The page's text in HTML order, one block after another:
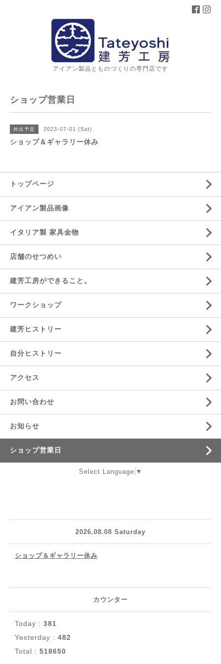
アイアン製品とものづくりの専門店です
ショップ営業日
外出予定 2023-07-01 (Sat)
ショップ＆ギャラリー休み
トップページ
アイアン製品画像
イタリア製 家具金物
店舗のせつめい
建芳工房ができること。
ワークショップ
建芳ヒストリー
自分ヒストリー
アクセス
お問い合わせ
お知らせ
ショップ営業日
Select Language ▼
2026.08.08 Saturday
ショップ＆ギャラリー休み
カウンター
Today : 381
Yesterday : 482
Total : 518650